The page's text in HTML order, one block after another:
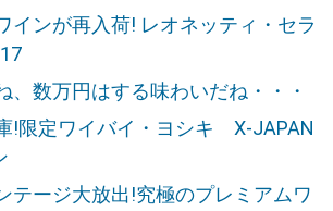
ンが再入荷! レオネッティ・セラ
、数万円はする味わいだね・・・
!限定ワイバイ・ヨシキ X-JAPAN
テージ大放出!究極のプレミアムワ